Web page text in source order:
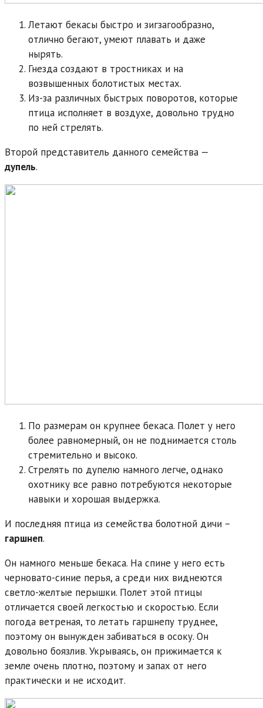
Летают бекасы быстро и зигзагообразно,
отлично бегают, умеют плавать и даже
нырять.
Гнезда создают в тростниках и на
возвышенных болотистых местах.
Из-за различных быстрых поворотов, которые
птица исполняет в воздухе, довольно трудно
по ней стрелять.
Второй представитель данного семейства —
дупель.
По размерам он крупнее бекаса. Полет у него
более равномерный, он не поднимается столь
стремительно и высоко.
Стрелять по дупелю намного легче, однако
охотнику все равно потребуются некоторые
навыки и хорошая выдержка.
И последняя птица из семейства болотной дичи –
гаршнеп.
Он намного меньше бекаса. На спине у него есть
черновато-синие перья, а среди них виднеются
светло-желтые перышки. Полет этой птицы
отличается своей легкостью и скоростью. Если
погода ветреная, то летать гаршнепу труднее,
поэтому он вынужден забиваться в осоку. Он
довольно боязлив. Укрываясь, он прижимается к
земле очень плотно, поэтому и запах от него
практически и не исходит.